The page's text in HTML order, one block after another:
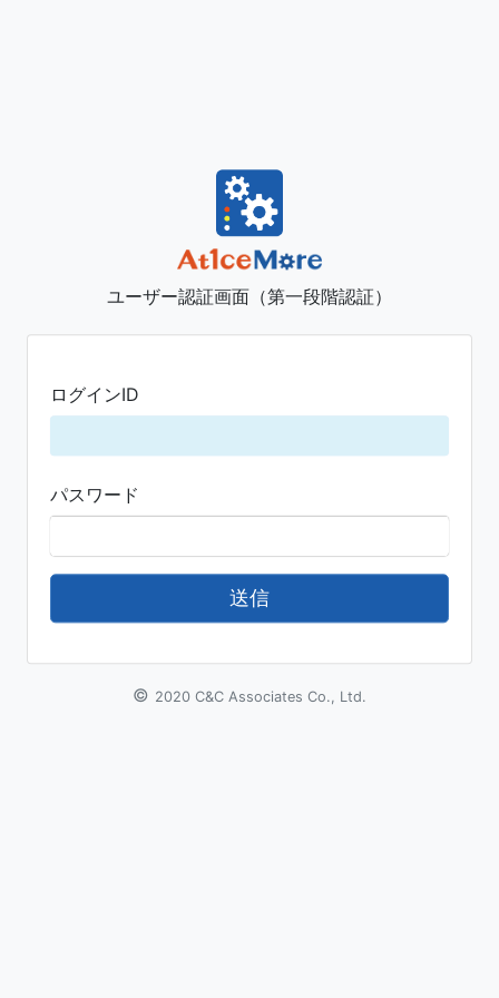
ユーザー認証画面（第一段階認証）
ログインID
パスワード
送信
© 2020 C&C Associates Co., Ltd.